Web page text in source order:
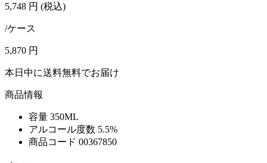
5,748 円 (税込)
/ケース
5,870 円
本日中に送料無料でお届け
商品情報
容量 350ML
アルコール度数 5.5%
商品コード 00367850